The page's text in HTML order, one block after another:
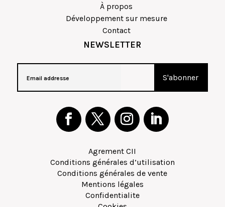
À propos
Développement sur mesure
Contact
NEWSLETTER
Agrement CII
Conditions générales d’utilisation
Conditions générales de vente
Mentions légales
Confidentialite